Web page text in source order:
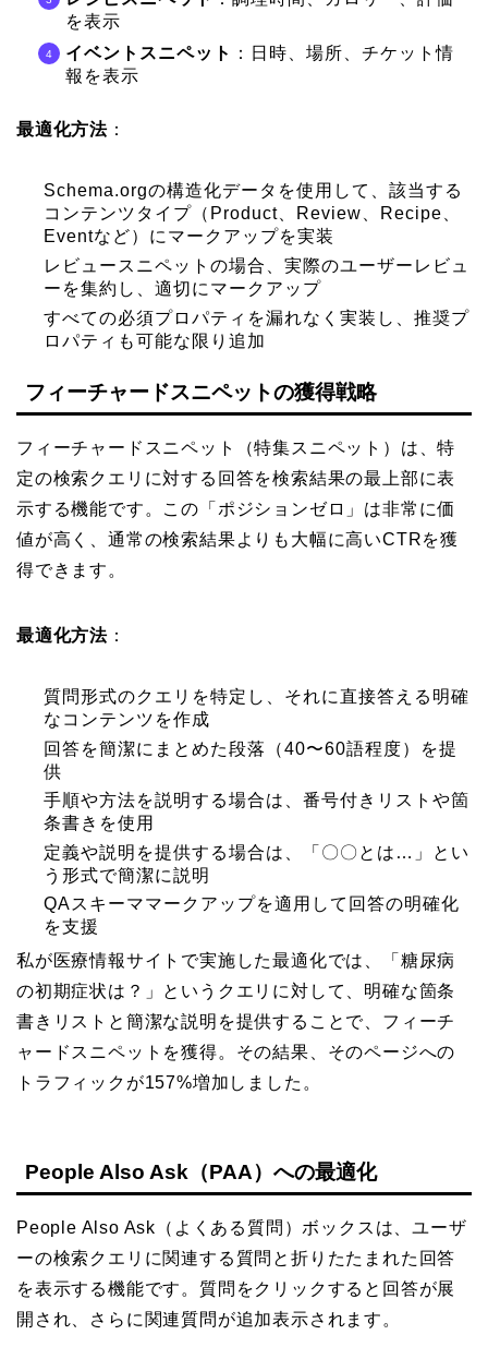
を表示
イベントスニペット
：日時、場所、チケット情
報を表示
最適化方法 ：
Schema.orgの構造化データを使用して、該当する
コンテンツタイプ（Product、Review、Recipe、
Eventなど）にマークアップを実装
レビュースニペットの場合、実際のユーザーレビュ
ーを集約し、適切にマークアップ
すべての必須プロパティを漏れなく実装し、推奨プ
ロパティも可能な限り追加
フィーチャードスニペットの獲得戦略
フィーチャードスニペット（特集スニペット）は、特
定の検索クエリに対する回答を検索結果の最上部に表
示する機能です。この「ポジションゼロ」は非常に価
値が高く、通常の検索結果よりも大幅に高いCTRを獲
得できます。
最適化方法 ：
質問形式のクエリを特定し、それに直接答える明確
なコンテンツを作成
回答を簡潔にまとめた段落（40〜60語程度）を提
供
手順や方法を説明する場合は、番号付きリストや箇
条書きを使用
定義や説明を提供する場合は、「〇〇とは…」とい
う形式で簡潔に説明
QAスキーママークアップを適用して回答の明確化
を支援
私が医療情報サイトで実施した最適化では、「糖尿病
の初期症状は？」というクエリに対して、明確な箇条
書きリストと簡潔な説明を提供することで、フィーチ
ャードスニペットを獲得。その結果、そのページへの
トラフィックが157%増加しました。
People Also Ask（PAA）への最適化
People Also Ask（よくある質問）ボックスは、ユーザ
ーの検索クエリに関連する質問と折りたたまれた回答
を表示する機能です。質問をクリックすると回答が展
開され、さらに関連質問が追加表示されます。